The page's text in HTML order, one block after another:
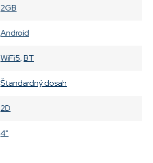
2GB
Android
WiFi5,BT
Štandardný dosah
2D
4''